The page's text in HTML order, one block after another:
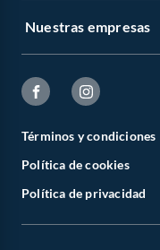
Nuestras empresas
Términos y condiciones
Política de cookies
Política de privacidad